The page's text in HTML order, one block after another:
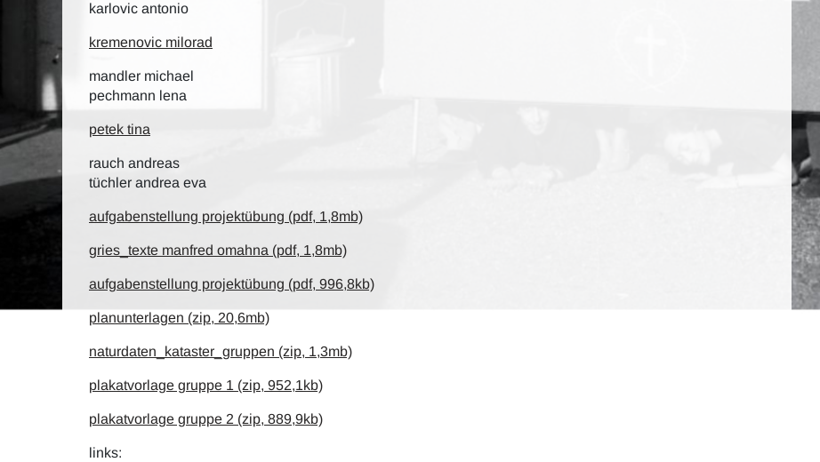
karlovic antonio
kremenovic milorad
mandler michael
pechmann lena
petek tina
rauch andreas
tüchler andrea eva
aufgabenstellung projektübung (pdf, 1,8mb)
gries_texte manfred omahna (pdf, 1,8mb)
aufgabenstellung projektübung (pdf, 996,8kb)
planunterlagen (zip, 20,6mb)
naturdaten_kataster_gruppen (zip, 1,3mb)
plakatvorlage gruppe 1 (zip, 952,1kb)
plakatvorlage gruppe 2 (zip, 889,9kb)
links: